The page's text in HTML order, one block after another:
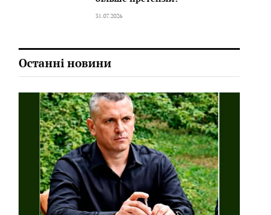
31.07.2026
Останні новини